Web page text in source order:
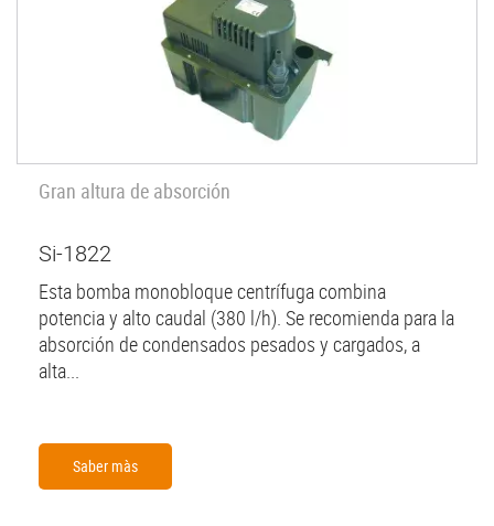
Gran altura de absorción
Si-1822
Esta bomba monobloque centrífuga combina
potencia y alto caudal (380 l/h). Se recomienda para la
absorción de condensados pesados y cargados, a
alta...
Saber màs